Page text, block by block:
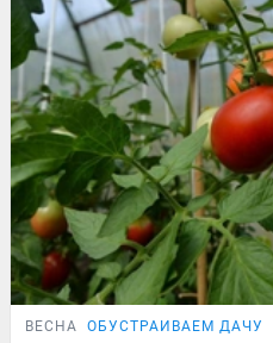
ВЕСНА ОБУСТРАИВАЕМ ДАЧУ